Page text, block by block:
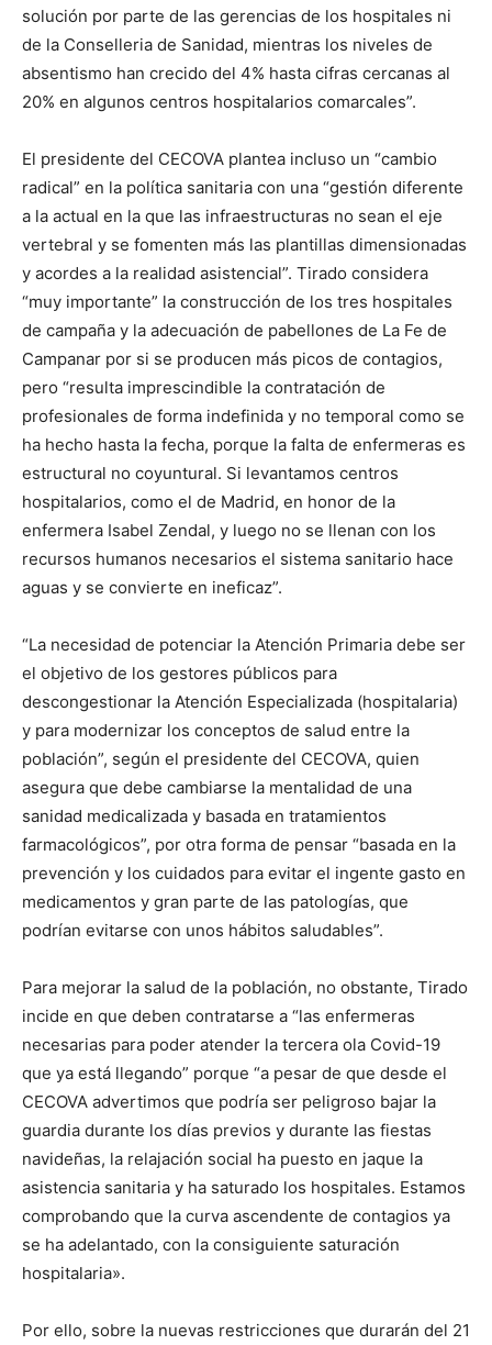
solución por parte de las gerencias de los hospitales ni
de la Conselleria de Sanidad, mientras los niveles de
absentismo han crecido del 4% hasta cifras cercanas al
20% en algunos centros hospitalarios comarcales”.
El presidente del CECOVA plantea incluso un “cambio
radical” en la política sanitaria con una “gestión diferente
a la actual en la que las infraestructuras no sean el eje
vertebral y se fomenten más las plantillas dimensionadas
y acordes a la realidad asistencial”. Tirado considera
“muy importante” la construcción de los tres hospitales
de campaña y la adecuación de pabellones de La Fe de
Campanar por si se producen más picos de contagios,
pero “resulta imprescindible la contratación de
profesionales de forma indefinida y no temporal como se
ha hecho hasta la fecha, porque la falta de enfermeras es
estructural no coyuntural. Si levantamos centros
hospitalarios, como el de Madrid, en honor de la
enfermera Isabel Zendal, y luego no se llenan con los
recursos humanos necesarios el sistema sanitario hace
aguas y se convierte en ineficaz”.
“La necesidad de potenciar la Atención Primaria debe ser
el objetivo de los gestores públicos para
descongestionar la Atención Especializada (hospitalaria)
y para modernizar los conceptos de salud entre la
población”, según el presidente del CECOVA, quien
asegura que debe cambiarse la mentalidad de una
sanidad medicalizada y basada en tratamientos
farmacológicos”, por otra forma de pensar “basada en la
prevención y los cuidados para evitar el ingente gasto en
medicamentos y gran parte de las patologías, que
podrían evitarse con unos hábitos saludables”.
Para mejorar la salud de la población, no obstante, Tirado
incide en que deben contratarse a “las enfermeras
necesarias para poder atender la tercera ola Covid-19
que ya está llegando” porque “a pesar de que desde el
CECOVA advertimos que podría ser peligroso bajar la
guardia durante los días previos y durante las fiestas
navideñas, la relajación social ha puesto en jaque la
asistencia sanitaria y ha saturado los hospitales. Estamos
comprobando que la curva ascendente de contagios ya
se ha adelantado, con la consiguiente saturación
hospitalaria».
Por ello, sobre la nuevas restricciones que durarán del 21